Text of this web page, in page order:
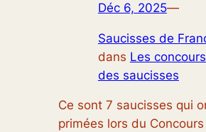
Déc 6, 2025—
Saucisses de
dans Les concours
des saucisses
Ce sont 7 saucisses qui
primées lors du Concours